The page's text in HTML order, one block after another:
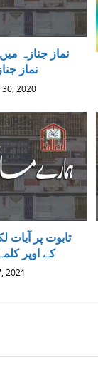
نماز جنازہ
نماز
2020
تابوت پر آیات
کے اوپر
2021